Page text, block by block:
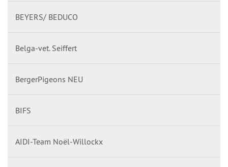
BEYERS/ BEDUCO
Belga-vet. Seiffert
BergerPigeons NEU
BIFS
AIDI-Team Noël-Willockx